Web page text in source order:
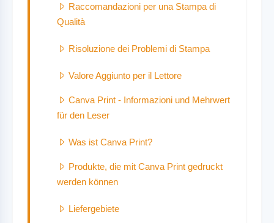
Raccomandazioni per una Stampa di
Qualità
Risoluzione dei Problemi di Stampa
Valore Aggiunto per il Lettore
Canva Print - Informazioni und Mehrwert
für den Leser
Was ist Canva Print?
Produkte, die mit Canva Print gedruckt
werden können
Liefergebiete